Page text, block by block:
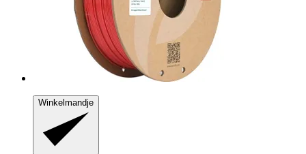
Winkelmandje